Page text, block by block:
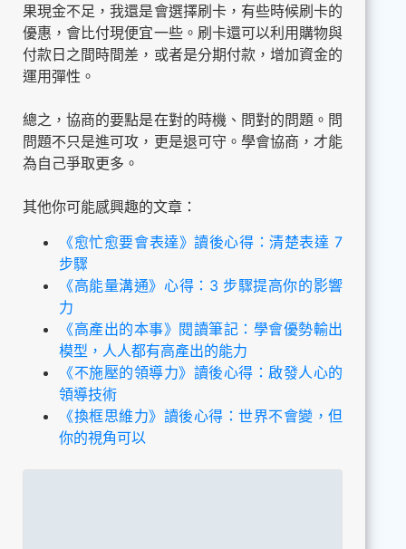
果現金不足，我還是會選擇刷卡，有些時候刷卡的
優惠，會比付現便宜一些。刷卡還可以利用購物與
付款日之間時間差，或者是分期付款，增加資金的
運用彈性。
總之，協商的要點是在對的時機、問對的問題。問
問題不只是進可攻，更是退可守。學會協商，才能
為自己爭取更多。
其他你可能感興趣的文章：
《愈忙愈要會表達》讀後心得：清楚表達 7
步驟
《高能量溝通》心得：3 步驟提高你的影響
力
《高產出的本事》閱讀筆記：學會優勢輸出
模型，人人都有高產出的能力
《不施壓的領導力》讀後心得：啟發人心的
領導技術
《換框思維力》讀後心得：世界不會變，但
你的視角可以